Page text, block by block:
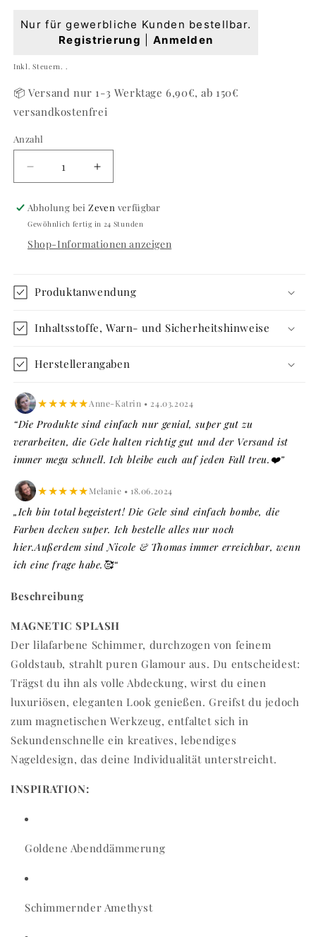
Normaler
Nur für gewerbliche Kunden bestellbar.
Registrierung
Anmelden
Inkl. Steuern. .
📦 Versand nur 1-3 Werktage 6,90€, ab 150€
versandkostenfrei
Anzahl
Anzahl
Verringere
die
Menge
MAGNETIC
Erhöhe
die
Menge
#599
MAGNETIC
Abholung beiZeven verfügbar
Gewöhnlich fertig in 24 Stunden
Shop-Informationen anzeigen
Produktanwendung
Inhaltsstoffe, Warn- und Sicherheitshinweise
Herstellerangaben
★★★★★Anne-Katrin • 24.03.2024
“Die Produkte sind einfach nur genial, super gut zu
verarbeiten, die Gele halten richtig gut und der Versand ist
immer mega schnell. Ich bleibe euch auf jeden Fall treu.❤️”
★★★★★Melanie • 18.06.2024
„Ich bin total begeistert! Die Gele sind einfach bombe, die
Farben decken super. Ich bestelle alles nur noch
hier.Außerdem sind Nicole & Thomas immer erreichbar, wenn
ich eine frage habe.🥰“
Beschreibung
MAGNETIC SPLASH
Der lilafarbene Schimmer, durchzogen von feinem
Goldstaub, strahlt puren Glamour aus. Du entscheidest:
Trägst du ihn als volle Abdeckung, wirst du einen
luxuriösen, eleganten Look genießen. Greifst du jedoch
zum magnetischen Werkzeug, entfaltet sich in
Sekundenschnelle ein kreatives, lebendiges
Nageldesign, das deine Individualität unterstreicht.
INSPIRATION:
Goldene Abenddämmerung
Schimmernder Amethyst